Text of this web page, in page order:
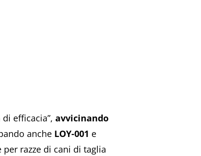
efficacia”, avvicinando
anche LOY-001 e
razze di cani di taglia